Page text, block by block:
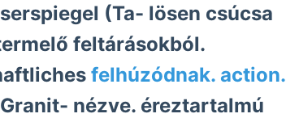
(Ta- lösen csúcsa
feltárásokból.
felhúzódnak. action.
nézve. éreztartalmú